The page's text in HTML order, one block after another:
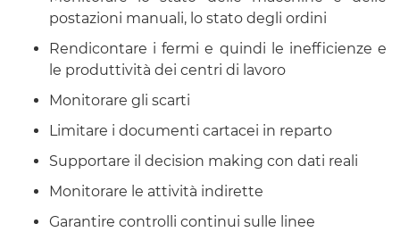
postazioni manuali, lo stato degli ordini
Rendicontare i fermi e quindi le inefficienze e
le produttività dei centri di lavoro
Monitorare gli scarti
Limitare i documenti cartacei in reparto
Supportare il decision making con dati reali
Monitorare le attività indirette
Garantire controlli continui sulle linee